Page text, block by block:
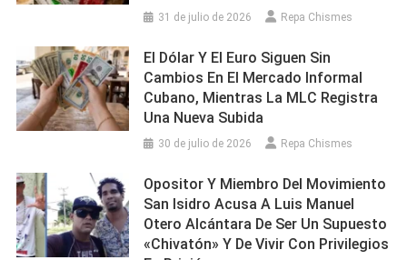
31 de julio de 2026 Repa Chismes
El Dólar Y El Euro Siguen Sin
Cambios En El Mercado Informal
Cubano, Mientras La MLC Registra
Una Nueva Subida
30 de julio de 2026 Repa Chismes
Opositor Y Miembro Del Movimiento
San Isidro Acusa A Luis Manuel
Otero Alcántara De Ser Un Supuesto
«chivatón» Y De Vivir Con Privilegios